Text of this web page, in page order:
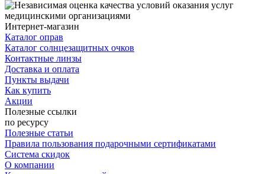
Интернет-магазин
Каталог оправ
Каталог солнцезащитных очков
Контактные линзы
Доставка и оплата
Пункты выдачи
Как купить
Акции
Полезные ссылки
по ресурсу
Полезные статьи
Правила пользования подарочными сертификатами
Система скидок
О компании